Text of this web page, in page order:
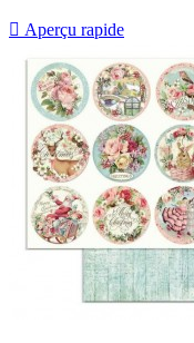
 Aperçu rapide